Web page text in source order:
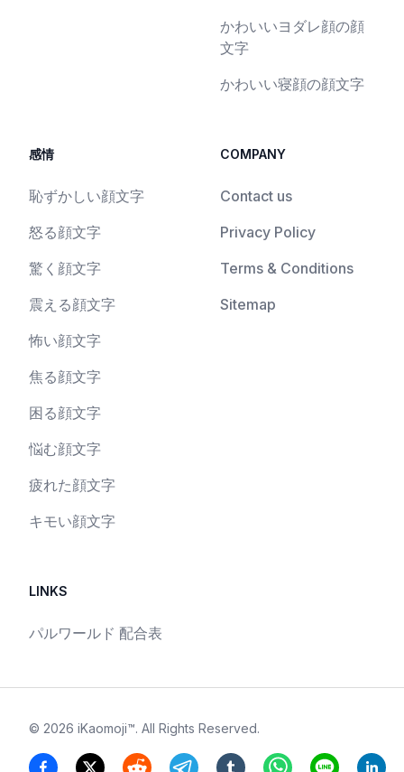
かわいいヨダレ顔の顔
文字
かわいい寝顔の顔文字
感情
恥ずかしい顔文字
怒る顔文字
驚く顔文字
震える顔文字
怖い顔文字
焦る顔文字
困る顔文字
悩む顔文字
疲れた顔文字
キモい顔文字
COMPANY
Contact us
Privacy Policy
Terms & Conditions
Sitemap
LINKS
パルワールド 配合表
© 2026 iKaomoji™. All Rights Reserved.